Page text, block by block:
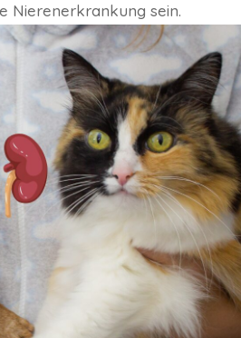
Nierenerkrankung sein.